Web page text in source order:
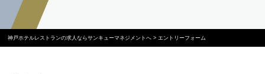
神戸ホテルレストランの求人ならサンキューマネジメントへ > エントリーフォーム